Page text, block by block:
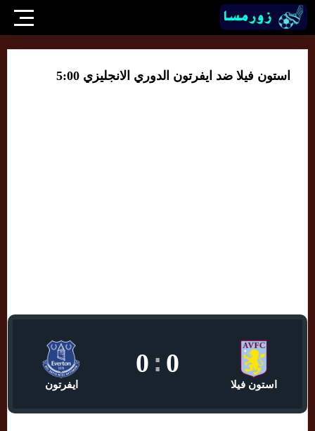
استون فيلا ضد ايفرتون الدوري الانجليزي 5:00
استون فيلا
0
:
0
ايفرتون